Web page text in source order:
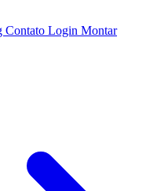
Contato Login Montar